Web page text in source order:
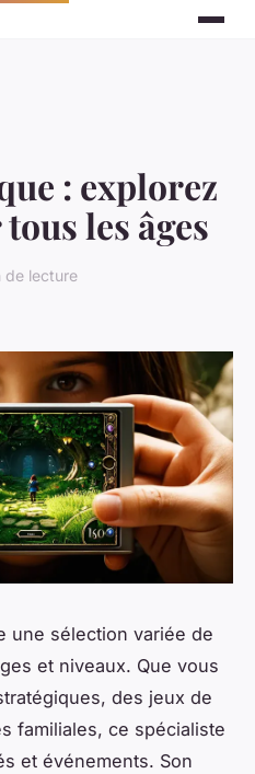
: explorez
les âges
lecture
une sélection variée de
et niveaux. Que vous
des jeux de
familiales, ce spécialiste
et événements. Son